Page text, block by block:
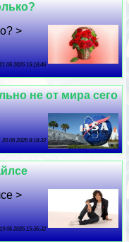
>
21 06 2026 16:18:46
не от мира сего
20 06 2026 8:18:32
>
19 06 2026 15:36:32